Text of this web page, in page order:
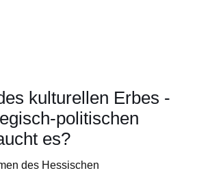
kulturellen Erbes -
politischen
es?
des Hessischen